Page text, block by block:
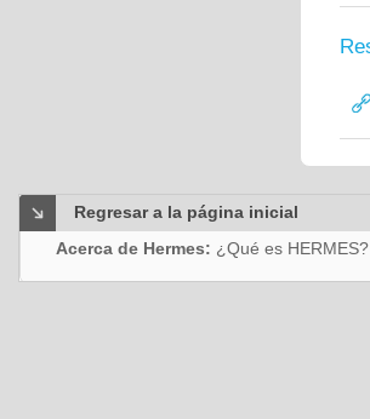
Regresar a la página inicial
Acerca de Hermes: ¿Qué es HERMES?